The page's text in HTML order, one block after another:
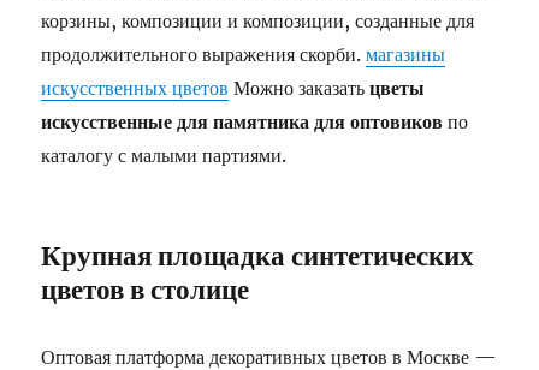
корзины, композиции и композиции, созданные для
продолжительного выражения скорби.магазины
искусственных цветов Можно заказатьцветы
искусственные для памятника для оптовиков по
каталогу с малыми партиями.
Крупная площадка синтетических
цветов в столице
Оптовая платформа декоративных цветов в Москве —